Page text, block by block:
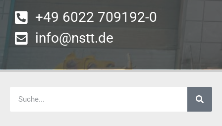
+49 6022 709192-0
info@nstt.de